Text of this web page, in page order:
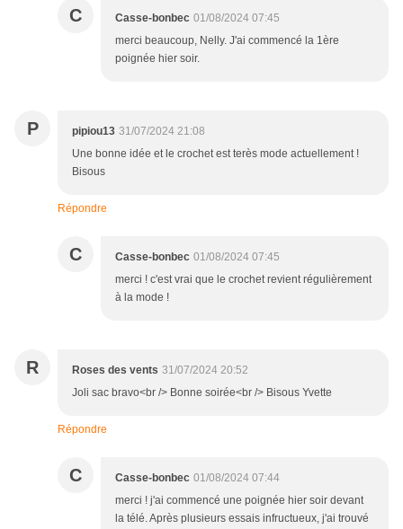
C Casse-bonbec 01/08/2024 07:45
merci beaucoup, Nelly. J'ai commencé la 1ère
poignée hier soir.
P pipiou13 31/07/2024 21:08
Une bonne idée et le crochet est terès mode actuellement !
Bisous
Répondre
C Casse-bonbec 01/08/2024 07:45
merci ! c'est vrai que le crochet revient régulièrement
à la mode !
R Roses des vents 31/07/2024 20:52
Joli sac bravo<br /> Bonne soirée<br /> Bisous Yvette
Répondre
C Casse-bonbec 01/08/2024 07:44
merci ! j'ai commencé une poignée hier soir devant
la télé. Après plusieurs essais infructueux, j'ai trouvé